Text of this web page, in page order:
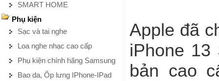
SMART HOME
Phụ kiện
Sạc và tai nghe
Loa nghe nhạc cao cấp
Phụ kiện chính hãng Samsung
Bao da, Ốp lưng IPhone-IPad
Apple đã
iPhone 13
bản cao